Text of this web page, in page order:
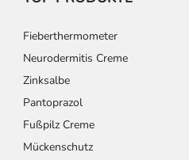
Fieberthermometer
Neurodermitis Creme
Zinksalbe
Pantoprazol
Fußpilz Creme
Mückenschutz